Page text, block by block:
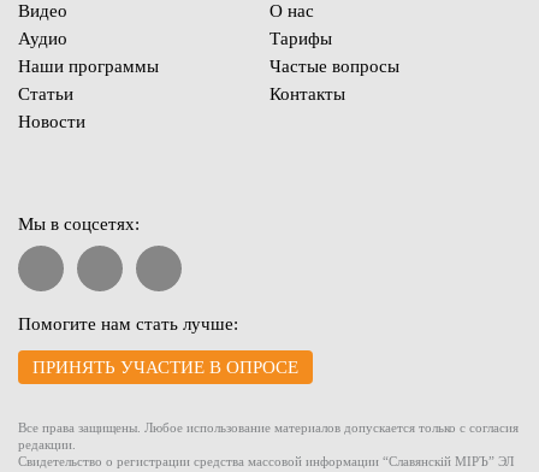
Видео
Аудио
Наши программы
Статьи
Новости
О нас
Тарифы
Частые вопросы
Контакты
Мы в соцсетях:
Помогите нам стать лучше:
ПРИНЯТЬ УЧАСТИЕ В ОПРОСЕ
Все права защищены. Любое использование материалов допускается только с согласия
редакции.
Свидетельство о регистрации средства массовой информации “Славянскiй МIРЪ” ЭЛ